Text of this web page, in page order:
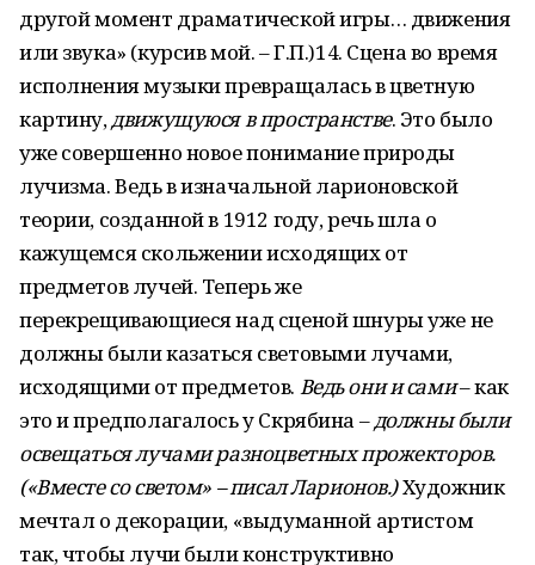
другой момент драматической игры… движения
или звука» (курсив мой. – Г.П.)14. Сцена во время
исполнения музыки превращалась в цветную
картину,движущуюся в пространстве. Это было
уже совершенно новое понимание природы
лучизма. Ведь в изначальной ларионовской
теории, созданной в 1912 году, речь шла о
кажущемся скольжении исходящих от
предметов лучей. Теперь же
перекрещивающиеся над сценой шнуры уже не
должны были казаться световыми лучами,
исходящими от предметов. Ведь они и сами– как
это и предполагалось у Скрябина –должны были
освещаться лучами разноцветных прожекторов.
(«Вместе со светом» – писал Ларионов.)Художник
мечтал о декорации, «выдуманной артистом
так, чтобы лучи были конструктивно